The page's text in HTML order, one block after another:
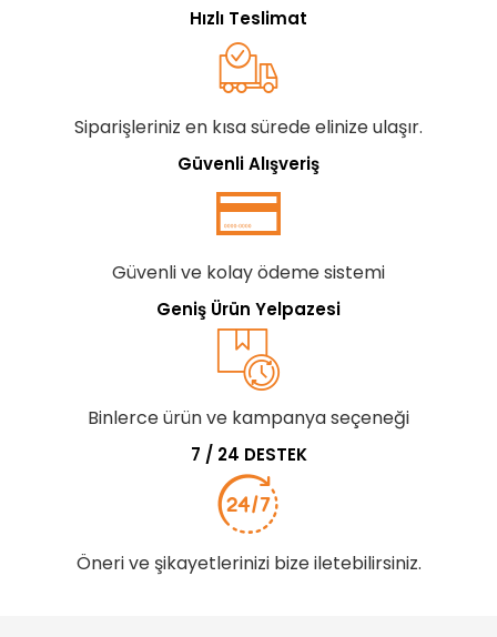
Hızlı Teslimat
Siparişleriniz en kısa sürede elinize ulaşır.
Güvenli Alışveriş
Güvenli ve kolay ödeme sistemi
Geniş Ürün Yelpazesi
Binlerce ürün ve kampanya seçeneği
7 / 24 DESTEK
Öneri ve şikayetlerinizi bize iletebilirsiniz.